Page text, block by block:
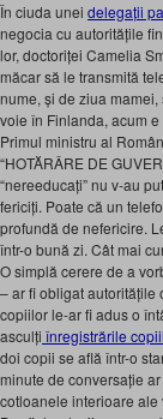
În ciuda unei delegații
negocia cu autoritățile
lor, doctoriței Camelia
măcar să le transmită
nume, și de ziua
voie în Finlanda, acum
Primul ministru al
“HOTĂRÂRE DE
“nereeducați” nu v-au
fericiți. Poate că un
profundă de nefericire.
într-o bună zi. Cât mai
O simplă cerere de a
– ar fi obligat autoritățile
copiilor le-ar fi adus o
asculți înregistrările
doi copii se află într-o
minute de conversație
cotloanele interioare ale